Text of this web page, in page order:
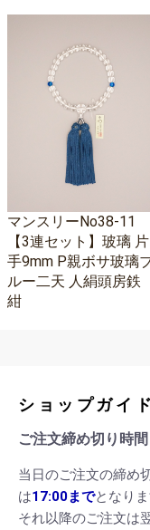
マンスリーNo38-11
【3連セット】玻璃 片
手9mm P親ボサ玻璃
ルー二天 人絹頭房鉄
紺
ショップガイド
ご注文締め切り時間
当日のご注文の締め
は17:00までとなりま
それ以降のご注文は